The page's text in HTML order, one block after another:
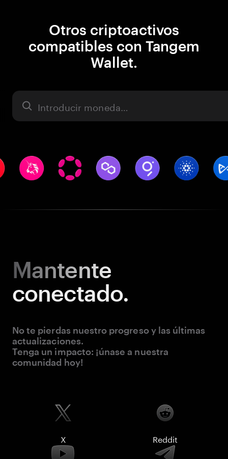
Otros criptoactivos
compatibles con Tangem
Wallet.
Activo
Mantente
conectado.
No te pierdas nuestro progreso y las últimas
actualizaciones.
Tenga un impacto: ¡únase a nuestra
comunidad hoy!
X Reddit